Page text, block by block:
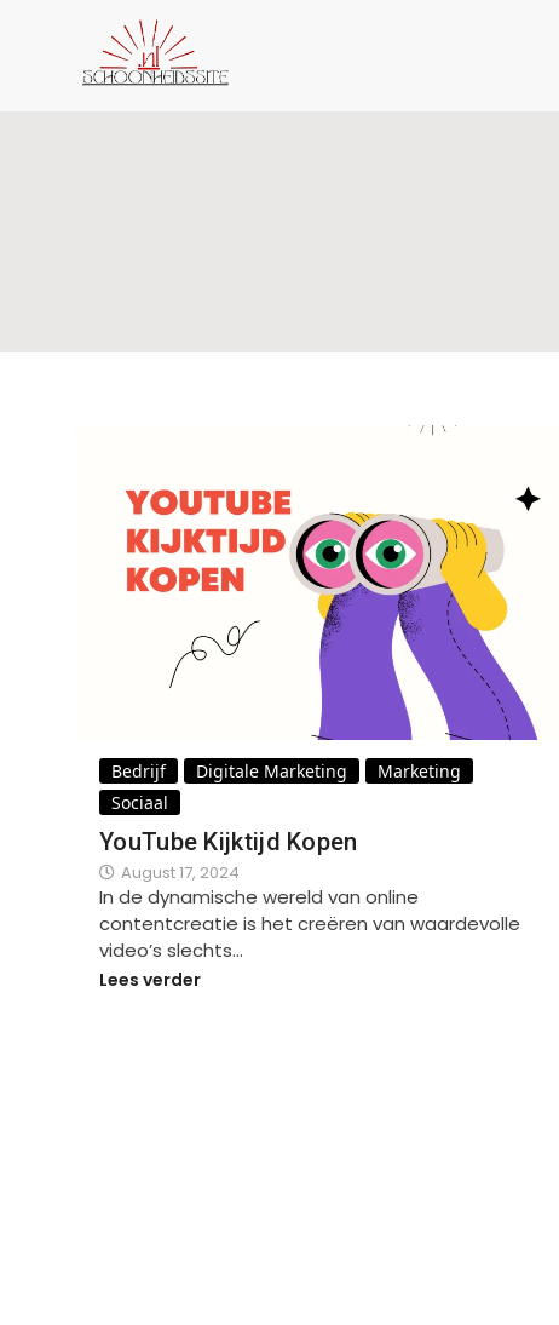
Bedrijf Digitale Marketing
Marketing
Sociaal
YouTube Kijktijd Kopen
August 17, 2024
In de dynamische wereld van online
contentcreatie is het creëren van waardevolle
video’s slechts…
Lees verder